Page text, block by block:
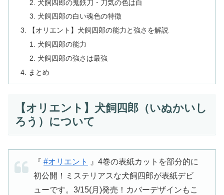
犬飼四郎の鬼鉄刀・刀気の色は白
犬飼四郎の白い魂色の特徴
【オリエント】犬飼四郎の能力と強さを解説
犬飼四郎の能力
犬飼四郎の強さは最強
まとめ
【オリエント】犬飼四郎（いぬかいし
ろう）について
『 #オリエント
』4巻の表紙カットを部分的に
初公開！ミステリアスな犬飼四郎が表紙デビ
ューです。3/15(月)発売！カバーデザインもこ